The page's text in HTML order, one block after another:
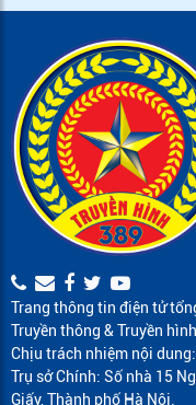
Trang thông tin điện tử
Truyền thông & Truyền
Chịu trách nhiệm nội
Trụ sở Chính: Số nhà 15
Giấy, Thành phố Hà Nội.